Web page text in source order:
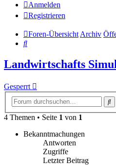
Anmelden
Registrieren
Foren-ÜbersichtArchiv
Suche
Landwirtschafts
Gesperrt
4 Themen • Seite 1 von 1
Bekanntmachungen
Antworten
Zugriffe
Letzter Beitrag